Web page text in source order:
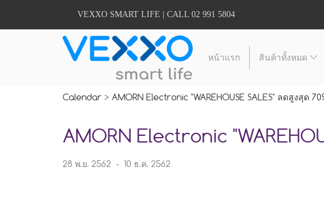
VEXXO SMART LIFE | CALL 02 991 5804
หน้าแรก สินค้าทั้งหมด
Calendar > AMORN Electronic "WAREHOUSE SALES" ลดสูงสุด
AMORN Electronic
28 พ.ย. 2562 - 10 ธ.ค. 2562